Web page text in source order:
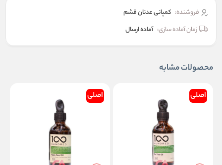
فروشنده: کمپانی عدنان قشم
زمان آماده سازی: آماده ارسال
محصولات مشابه
اصلی اصلی